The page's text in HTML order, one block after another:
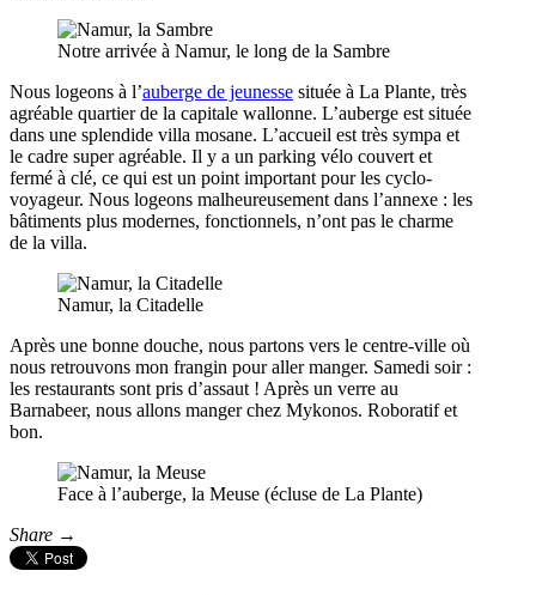
Notre arrivée à Namur, le long de la Sambre
Nous logeons à l’auberge de jeunesse située à La Plante, très
agréable quartier de la capitale wallonne. L’auberge est située
dans une splendide villa mosane. L’accueil est très sympa et
le cadre super agréable. Il y a un parking vélo couvert et
fermé à clé, ce qui est un point important pour les cyclo-
voyageur. Nous logeons malheureusement dans l’annexe : les
bâtiments plus modernes, fonctionnels, n’ont pas le charme
de la villa.
Namur, la Citadelle
Après une bonne douche, nous partons vers le centre-ville où
nous retrouvons mon frangin pour aller manger. Samedi soir :
les restaurants sont pris d’assaut ! Après un verre au
Barnabeer, nous allons manger chez Mykonos. Roboratif et
bon.
Face à l’auberge, la Meuse (écluse de La Plante)
Share →